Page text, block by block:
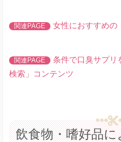
女性におすすめの
条件で口臭サプリ
検索」コンテンツ
飲食物・嗜好品に